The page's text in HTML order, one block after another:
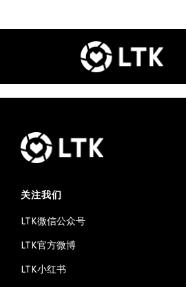
关注我们
LTK微信公众号
LTK官方微博
LTK小红书